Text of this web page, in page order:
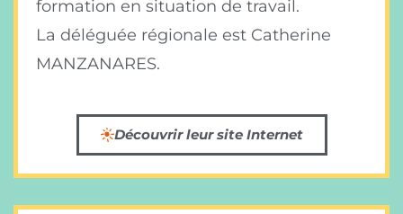
formation en situation de travail.
La déléguée régionale est Catherine
MANZANARES.
Découvrir leur site Internet